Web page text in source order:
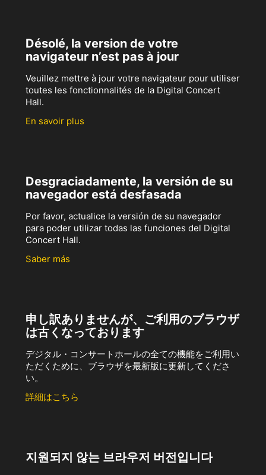
Désolé, la version de votre
navigateur n’est pas à jour
Veuillez mettre à jour votre navigateur pour utiliser
toutes les fonctionnalités de la Digital Concert
Hall.
En savoir plus
Desgraciadamente, la versión de su
navegador está desfasada
Por favor, actualice la versión de su navegador
para poder utilizar todas las funciones del Digital
Concert Hall.
Saber más
申し訳ありませんが、ご利用のブラウザ
は古くなっております
デジタル・コンサートホールの全ての機能をご利用い
ただくために、ブラウザを最新版に更新してくださ
い。
詳細はこちら
지원되지 않는 브라우저 버전입니다